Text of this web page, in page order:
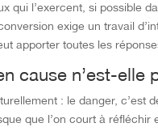
qui l’exercent, si possible
exige un travail
apporter toutes les
cause n’est-elle
: le danger,
que l’on court à